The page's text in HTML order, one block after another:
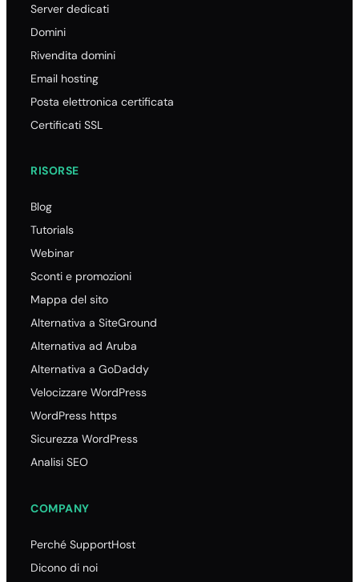
Server dedicati
Domini
Rivendita domini
Email hosting
Posta elettronica certificata
Certificati SSL
RISORSE
Blog
Tutorials
Webinar
Sconti e promozioni
Mappa del sito
Alternativa a SiteGround
Alternativa ad Aruba
Alternativa a GoDaddy
Velocizzare WordPress
WordPress https
Sicurezza WordPress
Analisi SEO
COMPANY
Perché SupportHost
Dicono di noi